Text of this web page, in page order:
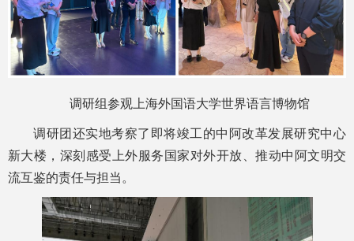
调研组参观上海外国语大学世界语言博物馆
调研团还实地考察了即将竣工的中阿改革发展研究中心
新大楼，深刻感受上外服务国家对外开放、推动中阿文明交
流互鉴的责任与担当。